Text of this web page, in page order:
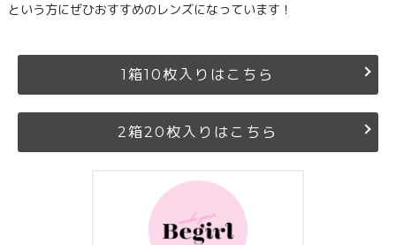
という方にぜひおすすめのレンズになっています！
1箱10枚入りはこちら
2箱20枚入りはこちら